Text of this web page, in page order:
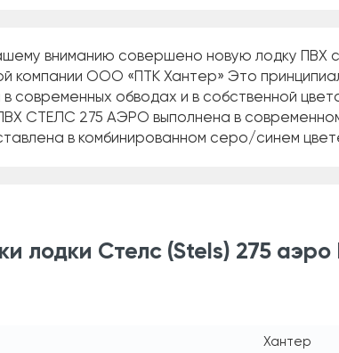
вниманию совершено новую лодку ПВХ
компании ООО «ПТК Хантер» Это
в современных обводах и в собственной
СТЕЛС 275 АЭРО выполнена в
в комбинированном серо/синем
лодки Стелс (Stels) 275
Хантер